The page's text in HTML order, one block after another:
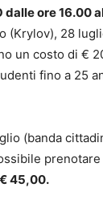
dalle ore 16.00
(Krylov), 28
un costo di €
fino a 25
(banda
€ 45,00.